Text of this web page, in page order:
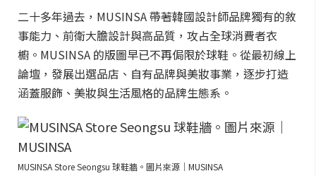
二十多年過去，MUSINSA 帶著韓國設計師品牌獨有的敘
事能力、前衛大膽設計與高品質，攻占全球消費者衣
櫥。MUSINSA 的版圖早已不再侷限於球鞋。從最初線上
論壇，發展出選品店、自有品牌與美妝事業，逐步打造
涵蓋服飾、美妝與生活風格的品牌生態系。
MUSINSA Store Seongsu 球鞋牆。圖片來源｜MUSINSA